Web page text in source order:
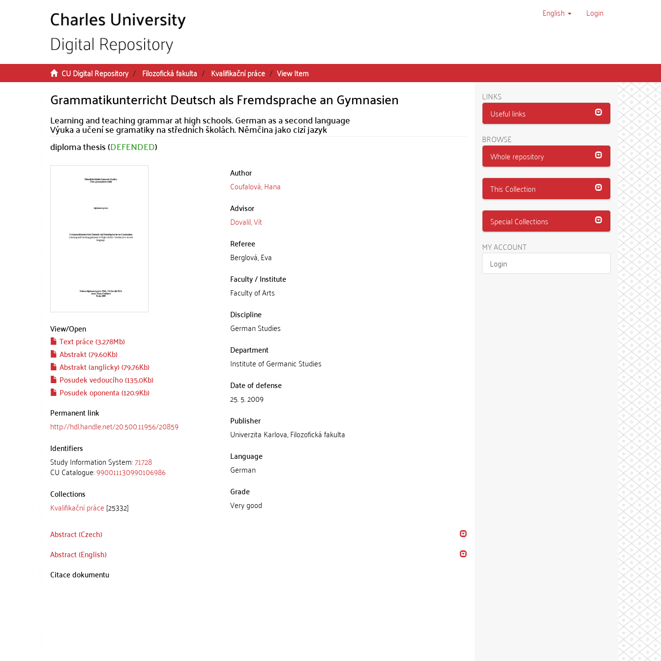
English Login
CU Digital Repository Filozofická fakulta Kvalifikační práce View Item
Grammatikunterricht Deutsch als Fremdsprache an Gymnasien
Learning and teaching grammar at high schools. German as a second language
Výuka a učení se gramatiky na středních školách. Němčina jako cizí jazyk
diploma thesis (DEFENDED)
View/Open
Text práce (3.278Mb)
Abstrakt (79.60Kb)
Abstrakt (anglicky) (79.76Kb)
Posudek vedoucího (135.0Kb)
Posudek oponenta (120.9Kb)
Permanent link
http://hdl.handle.net/20.500.11956/20859
Identifiers
Study Information System:71728
CU Catalogue:990011130990106986
Collections
Kvalifikační práce [25332]
Author
Coufalová, Hana
Advisor
Dovalil, Vít
Referee
Berglová, Eva
Faculty / Institute
Faculty of Arts
Discipline
German Studies
Department
Institute of Germanic Studies
Date of defense
25. 5. 2009
Publisher
Univerzita Karlova, Filozofická fakulta
Language
German
Grade
Very good
Abstract (Czech)
Abstract (English)
Citace dokumentu
LINKS
Useful links
BROWSE
Whole repository
This Collection
Special Collections
MY ACCOUNT
Login